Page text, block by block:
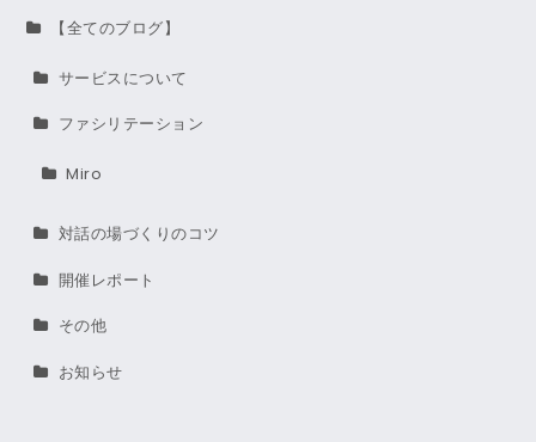
【全てのブログ】
サービスについて
ファシリテーション
Miro
対話の場づくりのコツ
開催レポート
その他
お知らせ